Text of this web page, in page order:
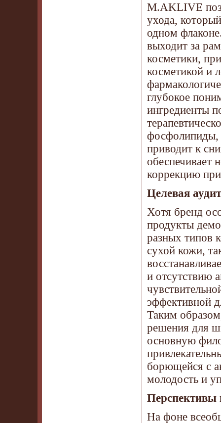
M.AKLIVE
ухода,
одном
выходит за
косметики,
косметикой и
глубокое
ингредиенты
фосфолипиды,
приводит к
обеспечивает
коррекцию
Целевая
Хотя бренд
продукты
разных типов
сухой кожи,
и отсутствию
эффективной
Таким
решения для
основную
борющейся с
молодость и
Перспективы
На фоне